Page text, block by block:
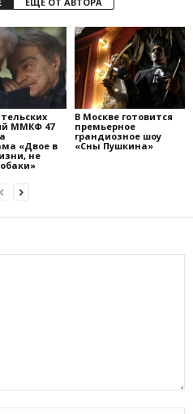
ММКФ 47
«Двое в
не
В Москве готовится
премьерное
грандиозное шоу
«Сны Пушкина»